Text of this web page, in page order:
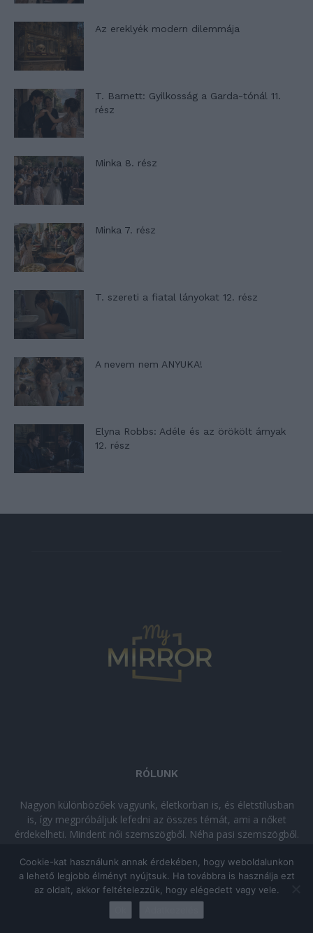
Az ereklyék modern dilemmája
T. Barnett: Gyilkosság a Garda-tónál 11.
rész
Minka 8. rész
Minka 7. rész
T. szereti a fiatal lányokat 12. rész
A nevem nem ANYUKA!
Elyna Robbs: Adéle és az örökölt árnyak
12. rész
RÓLUNK
Nagyon különbözőek vagyunk, életkorban is, és életstílusban
is, így megpróbáljuk lefedni az összes témát, ami a nőket
érdekelheti. Mindent női szemszögből. Néha pasi szemszögből.
kikapcsolódásra vágysz!
© Copyright 2026 - mymirror.huADATKEZELÉSI TÁJÉKOZTATÓ
Impresszum
Cookie-kat használunk annak érdekében, hogy weboldalunkon
a lehető legjobb élményt nyújtsuk. Ha továbbra is használja ezt
az oldalt, akkor feltételezzük, hogy elégedett vagy vele.